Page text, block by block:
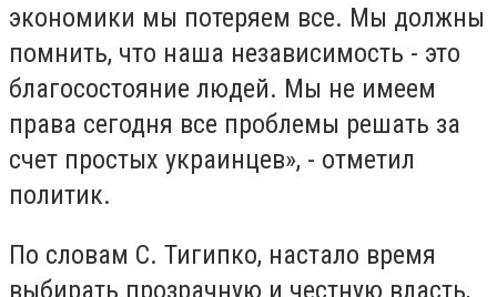
экономики мы потеряем все. Мы должны
помнить, что наша независимость - это
благосостояние людей. Мы не имеем
права сегодня все проблемы решать за
счет простых украинцев», - отметил
политик.
По словам С. Тигипко, настало время
выбирать прозрачную и честную власть,